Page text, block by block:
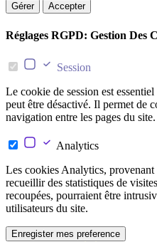
Gérer Accepter
Réglages RGPD: Gestion Des
Session
Le cookie de session est
peut être désactivé. Il permet de
navigation entre les pages du site.
Analytics
Les cookies Analytics,
recueillir des statistiques de
recoupées, pourraient être
utilisateurs du site.
Enregister mes preference